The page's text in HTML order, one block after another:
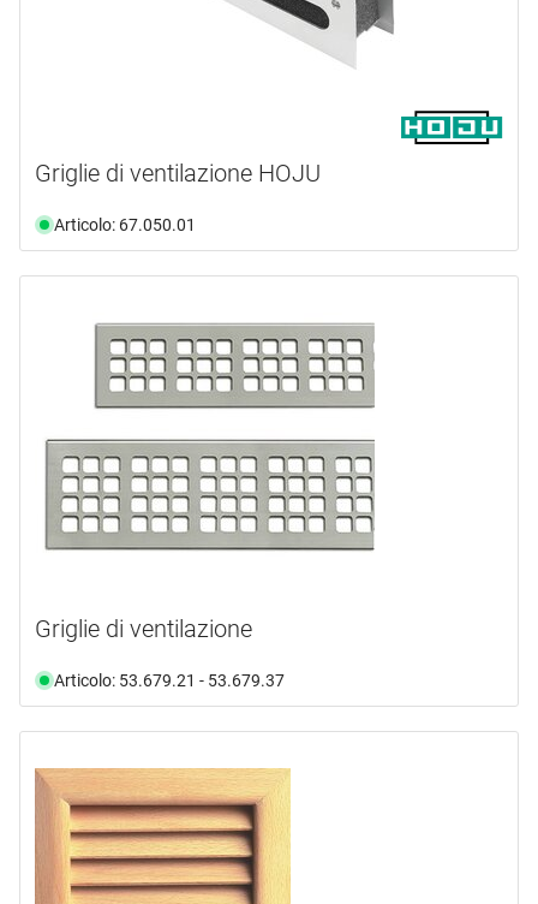
Griglie di ventilazione HOJU
Articolo: 67.050.01
Griglie di ventilazione
Articolo: 53.679.21 - 53.679.37